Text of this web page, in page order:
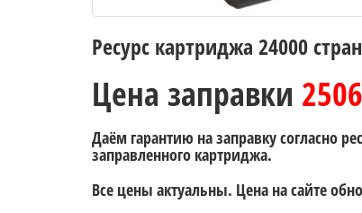
Ресурс картриджа 24000
Цена заправки
Даём гарантию на заправку согласно
заправленного картриджа.
Все цены актуальны. Цена на сайте